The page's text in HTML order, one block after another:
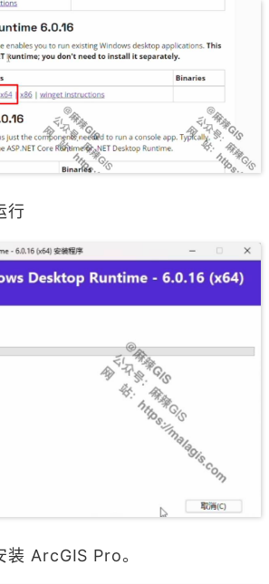
行
装 ArcGIS Pro。